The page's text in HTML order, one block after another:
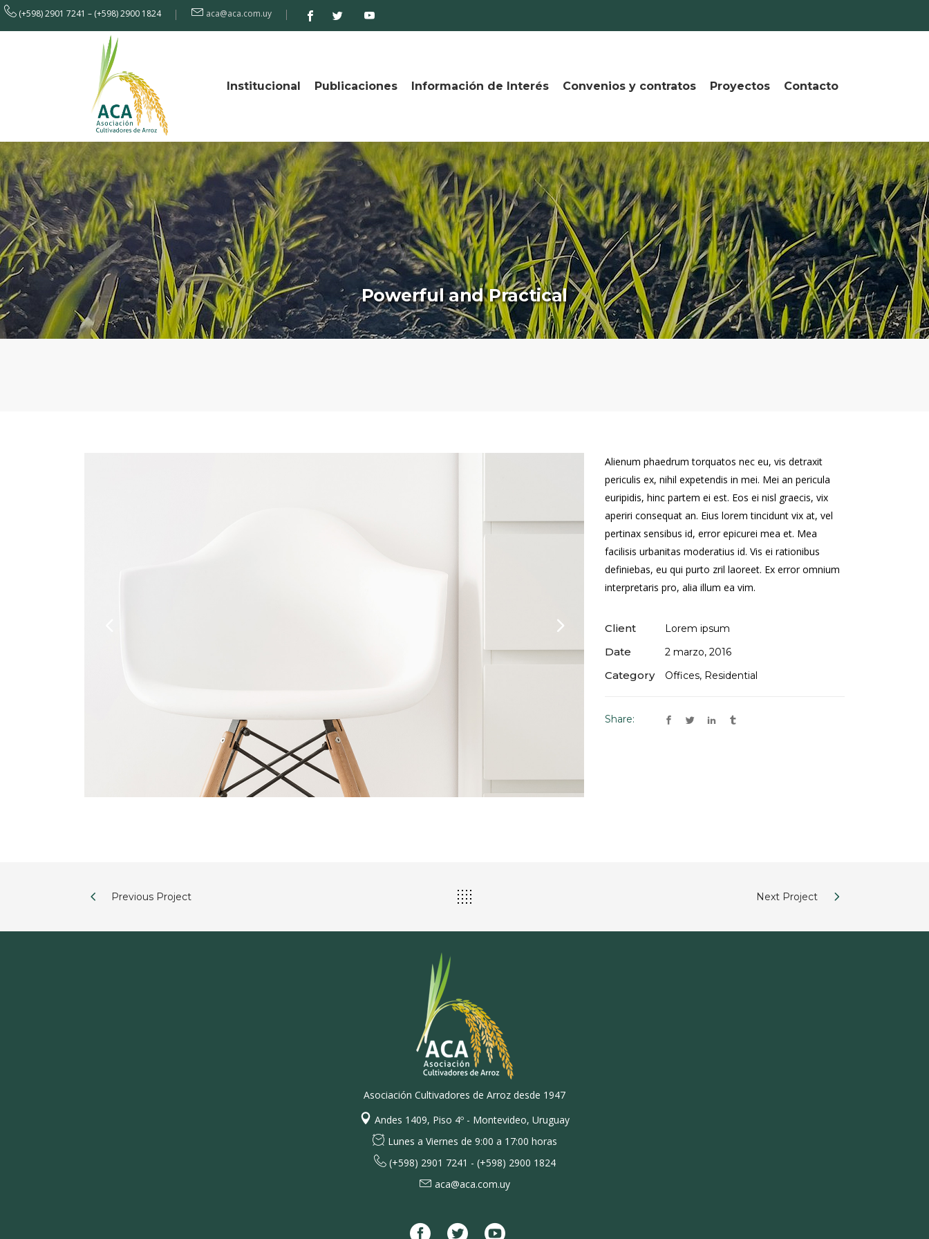
(+598) 2901 7241 – (+598) 2900 1824 aca@aca.com.uy
Institucional Publicaciones Información de Interés Convenios y contratos Proyectos Contacto
Powerful and Practical
Alienum phaedrum torquatos nec eu, vis detraxit
periculis ex, nihil expetendis in mei. Mei an pericula
euripidis, hinc partem ei est. Eos ei nisl graecis, vix
aperiri consequat an. Eius lorem tincidunt vix at, vel
pertinax sensibus id, error epicurei mea et. Mea
facilisis urbanitas moderatius id. Vis ei rationibus
definiebas, eu qui purto zril laoreet. Ex error omnium
interpretaris pro, alia illum ea vim.
Client Lorem ipsum
Date 2 marzo, 2016
Category Offices, Residential
Share:
Previous Project Next Project
Asociación Cultivadores de Arroz desde 1947
Andes 1409, Piso 4º - Montevideo, Uruguay
Lunes a Viernes de 9:00 a 17:00 horas
(+598) 2901 7241 - (+598) 2900 1824
aca@aca.com.uy